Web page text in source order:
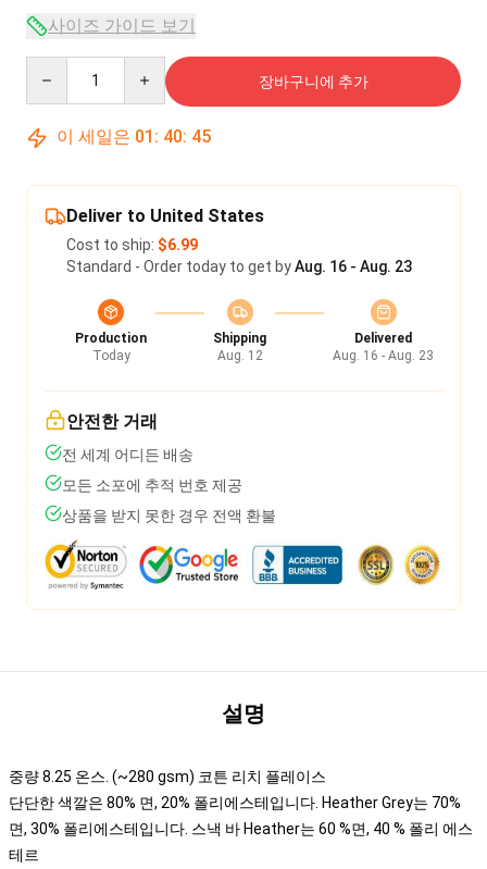
사이즈 가이드 보기
장바구니에 추가
이 세일은 01 : 40: 45
Deliver to United States
Cost to ship: $6.99
Standard - Order today to get byAug. 16 - Aug. 23
Production
Today
Shipping
Aug. 12
Delivered
Aug. 16 - Aug. 23
안전한 거래
전 세계 어디든 배송
모든 소포에 추적 번호 제공
상품을 받지 못한 경우 전액 환불
설명
중량 8.25 온스. (~280 gsm) 코튼 리치 플레이스
단단한 색깔은 80% 면, 20% 폴리에스테입니다. Heather Grey는 70%
면, 30% 폴리에스테입니다. 스낵 바 Heather는 60 %면, 40 % 폴리 에스
테르